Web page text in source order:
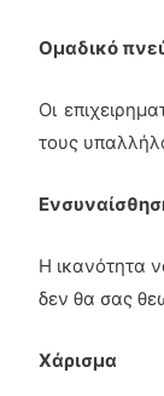
Ομαδικό
Οι
τους
Η ικανότητα
δεν θα σας
Χάρισμα